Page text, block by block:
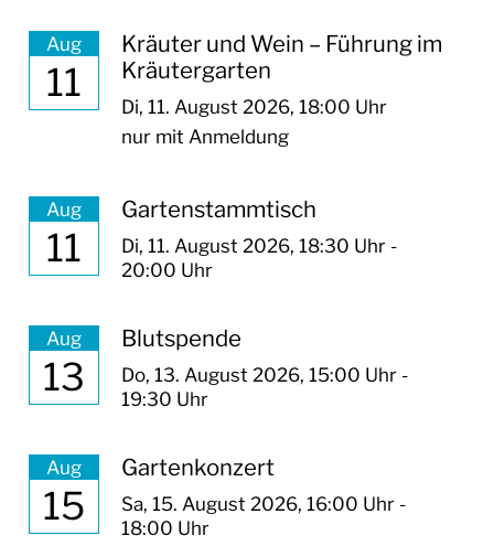
BAUEN & UMWELT
LEBEN IN LORSCH
KULTUR
TOURISMUS
Aug
11
Kräuter und Wein – Führung im
Kräutergarten
Di, 11. August 2026, 18:00 Uhr
nur mit Anmeldung
Aug
11
Gartenstammtisch
Di, 11. August 2026, 18:30 Uhr -
20:00 Uhr
Aug
13
Blutspende
Do, 13. August 2026, 15:00 Uhr -
19:30 Uhr
Aug
15
Gartenkonzert
Sa, 15. August 2026, 16:00 Uhr -
18:00 Uhr